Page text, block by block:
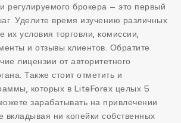
регулируемого брокера – это первый
Уделите время изучению различных
их условия торговли, комиссии,
и отзывы клиентов. Обратите
лицензии от авторитетного
Также стоит отметить и
которых в LiteForex целых 5
зарабатывать на привлечении
вкладывая ни копейки собственных